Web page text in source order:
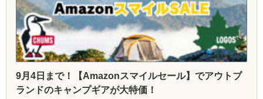
9月4日まで！【Amazonスマイルセール】でアウトブ
ランドのキャンプギアが大特価！